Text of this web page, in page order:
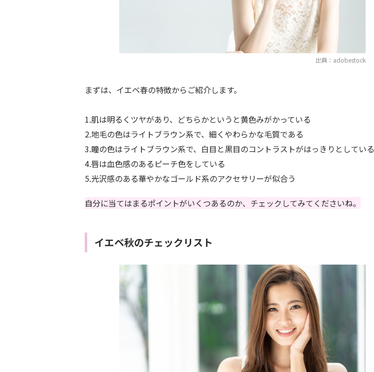
出典：adobestock
まずは、イエベ春の特徴からご紹介します。
1.肌は明るくツヤがあり、どちらかというと黄色みがかっている
2.地毛の色はライトブラウン系で、細くやわらかな毛質である
3.瞳の色はライトブラウン系で、白目と黒目のコントラストがはっきりとしている
4.唇は血色感のあるピーチ色をしている
5.光沢感のある華やかなゴールド系のアクセサリーが似合う
自分に当てはまるポイントがいくつあるのか、チェックしてみてくださいね。
イエベ秋のチェックリスト